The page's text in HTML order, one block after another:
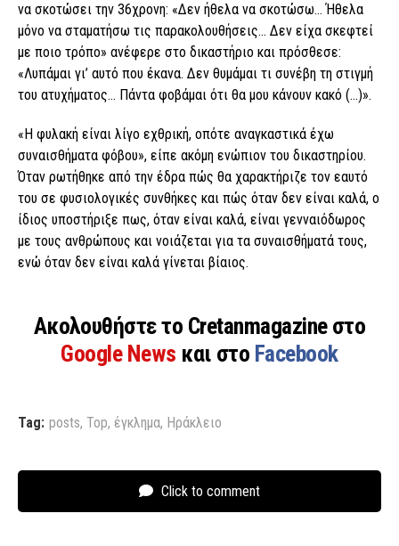
να σκοτώσει την 36χρονη: «Δεν ήθελα να σκοτώσω… Ήθελα
μόνο να σταματήσω τις παρακολουθήσεις… Δεν είχα σκεφτεί
με ποιο τρόπο» ανέφερε στο δικαστήριο και πρόσθεσε:
«Λυπάμαι γι’ αυτό που έκανα. Δεν θυμάμαι τι συνέβη τη στιγμή
του ατυχήματος… Πάντα φοβάμαι ότι θα μου κάνουν κακό (…)».
«Η φυλακή είναι λίγο εχθρική, οπότε αναγκαστικά έχω
συναισθήματα φόβου», είπε ακόμη ενώπιον του δικαστηρίου.
Όταν ρωτήθηκε από την έδρα πώς θα χαρακτήριζε τον εαυτό
του σε φυσιολογικές συνθήκες και πώς όταν δεν είναι καλά, ο
ίδιος υποστήριξε πως, όταν είναι καλά, είναι γενναιόδωρος
με τους ανθρώπους και νοιάζεται για τα συναισθήματά τους,
ενώ όταν δεν είναι καλά γίνεται βίαιος.
Ακολουθήστε το Cretanmagazine στο
Google News και στο Facebook
Tag: posts, Top, έγκλημα, Ηράκλειο
Click to comment